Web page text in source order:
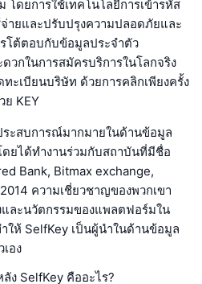
โดยการใช้เทคโนโลยีการเข้ารหัส
ายและปรับปรุงความปลอดภัยและ
โต้ตอบกับข้อมูลประจำตัว
กในการสมัครบริการในโลกจริง
ะเบียนบริษัท ด้วยการคลิกเพียงครั้ง
ย KEY
ระสบการณ์มากมายในด้านข้อมูล
ยได้ทำงานร่วมกับสถาบันที่มีชื่อ
Bank, Bitmax exchange,
ความเชี่ยวชาญของพวกเขา
ละนวัตกรรมของแพลตฟอร์มใน
ให้ SelfKey เป็นผู้นำในด้านข้อมูล
อง
ง SelfKey คืออะไร?